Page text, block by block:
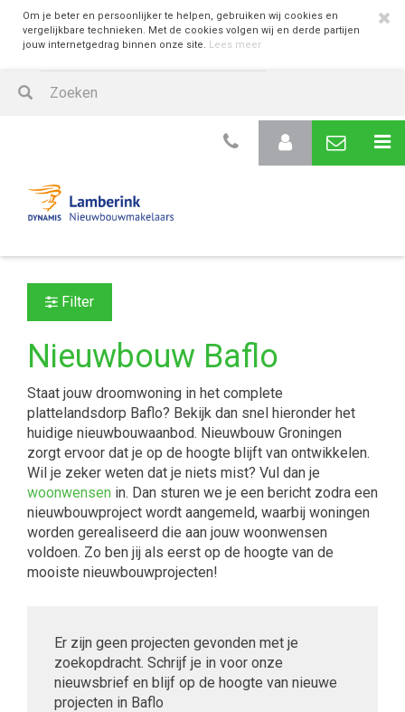
Om je beter en persoonlijker te helpen, gebruiken wij cookies en
vergelijkbare technieken. Met de cookies volgen wij en derde partijen
jouw internetgedrag binnen onze site. Lees meer
Filter
Nieuwbouw Baflo
Staat jouw droomwoning in het complete
plattelandsdorp Baflo? Bekijk dan snel hieronder het
huidige nieuwbouwaanbod. Nieuwbouw Groningen
zorgt ervoor dat je op de hoogte blijft van ontwikkelen.
Wil je zeker weten dat je niets mist? Vul dan je
woonwensen in. Dan sturen we je een bericht zodra een
nieuwbouwproject wordt aangemeld, waarbij woningen
worden gerealiseerd die aan jouw woonwensen
voldoen. Zo ben jij als eerst op de hoogte van de
mooiste nieuwbouwprojecten!
Er zijn geen projecten gevonden met je
zoekopdracht. Schrijf je in voor onze
nieuwsbrief en blijf op de hoogte van nieuwe
projecten in Baflo